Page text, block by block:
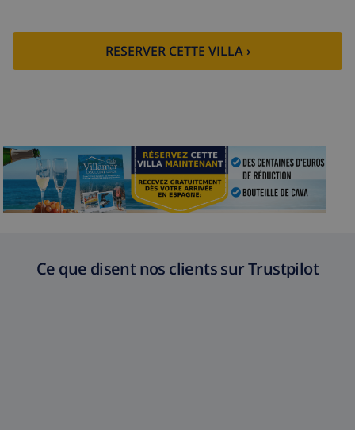
RESERVER CETTE VILLA ›
Ce que disent nos clients sur Trustpilot